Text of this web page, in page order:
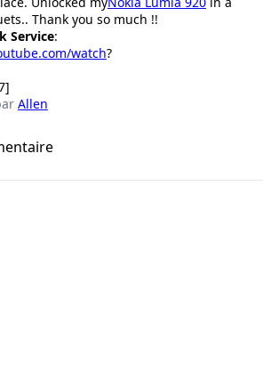
Thank you so much !!
Service:
watch?
Allen